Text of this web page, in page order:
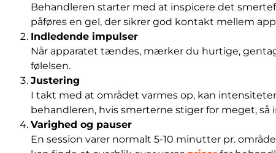
Behandleren starter med at inspicere det
påføres en gel, der sikrer god kontakt mellem
Indledende impulser
Når apparatet tændes, mærker du hurtige,
følelsen.
Justering
I takt med at området varmes op, kan
behandleren, hvis smerterne stiger for meget,
Varighed og pauser
En session varer normalt 5-10 minutter pr.